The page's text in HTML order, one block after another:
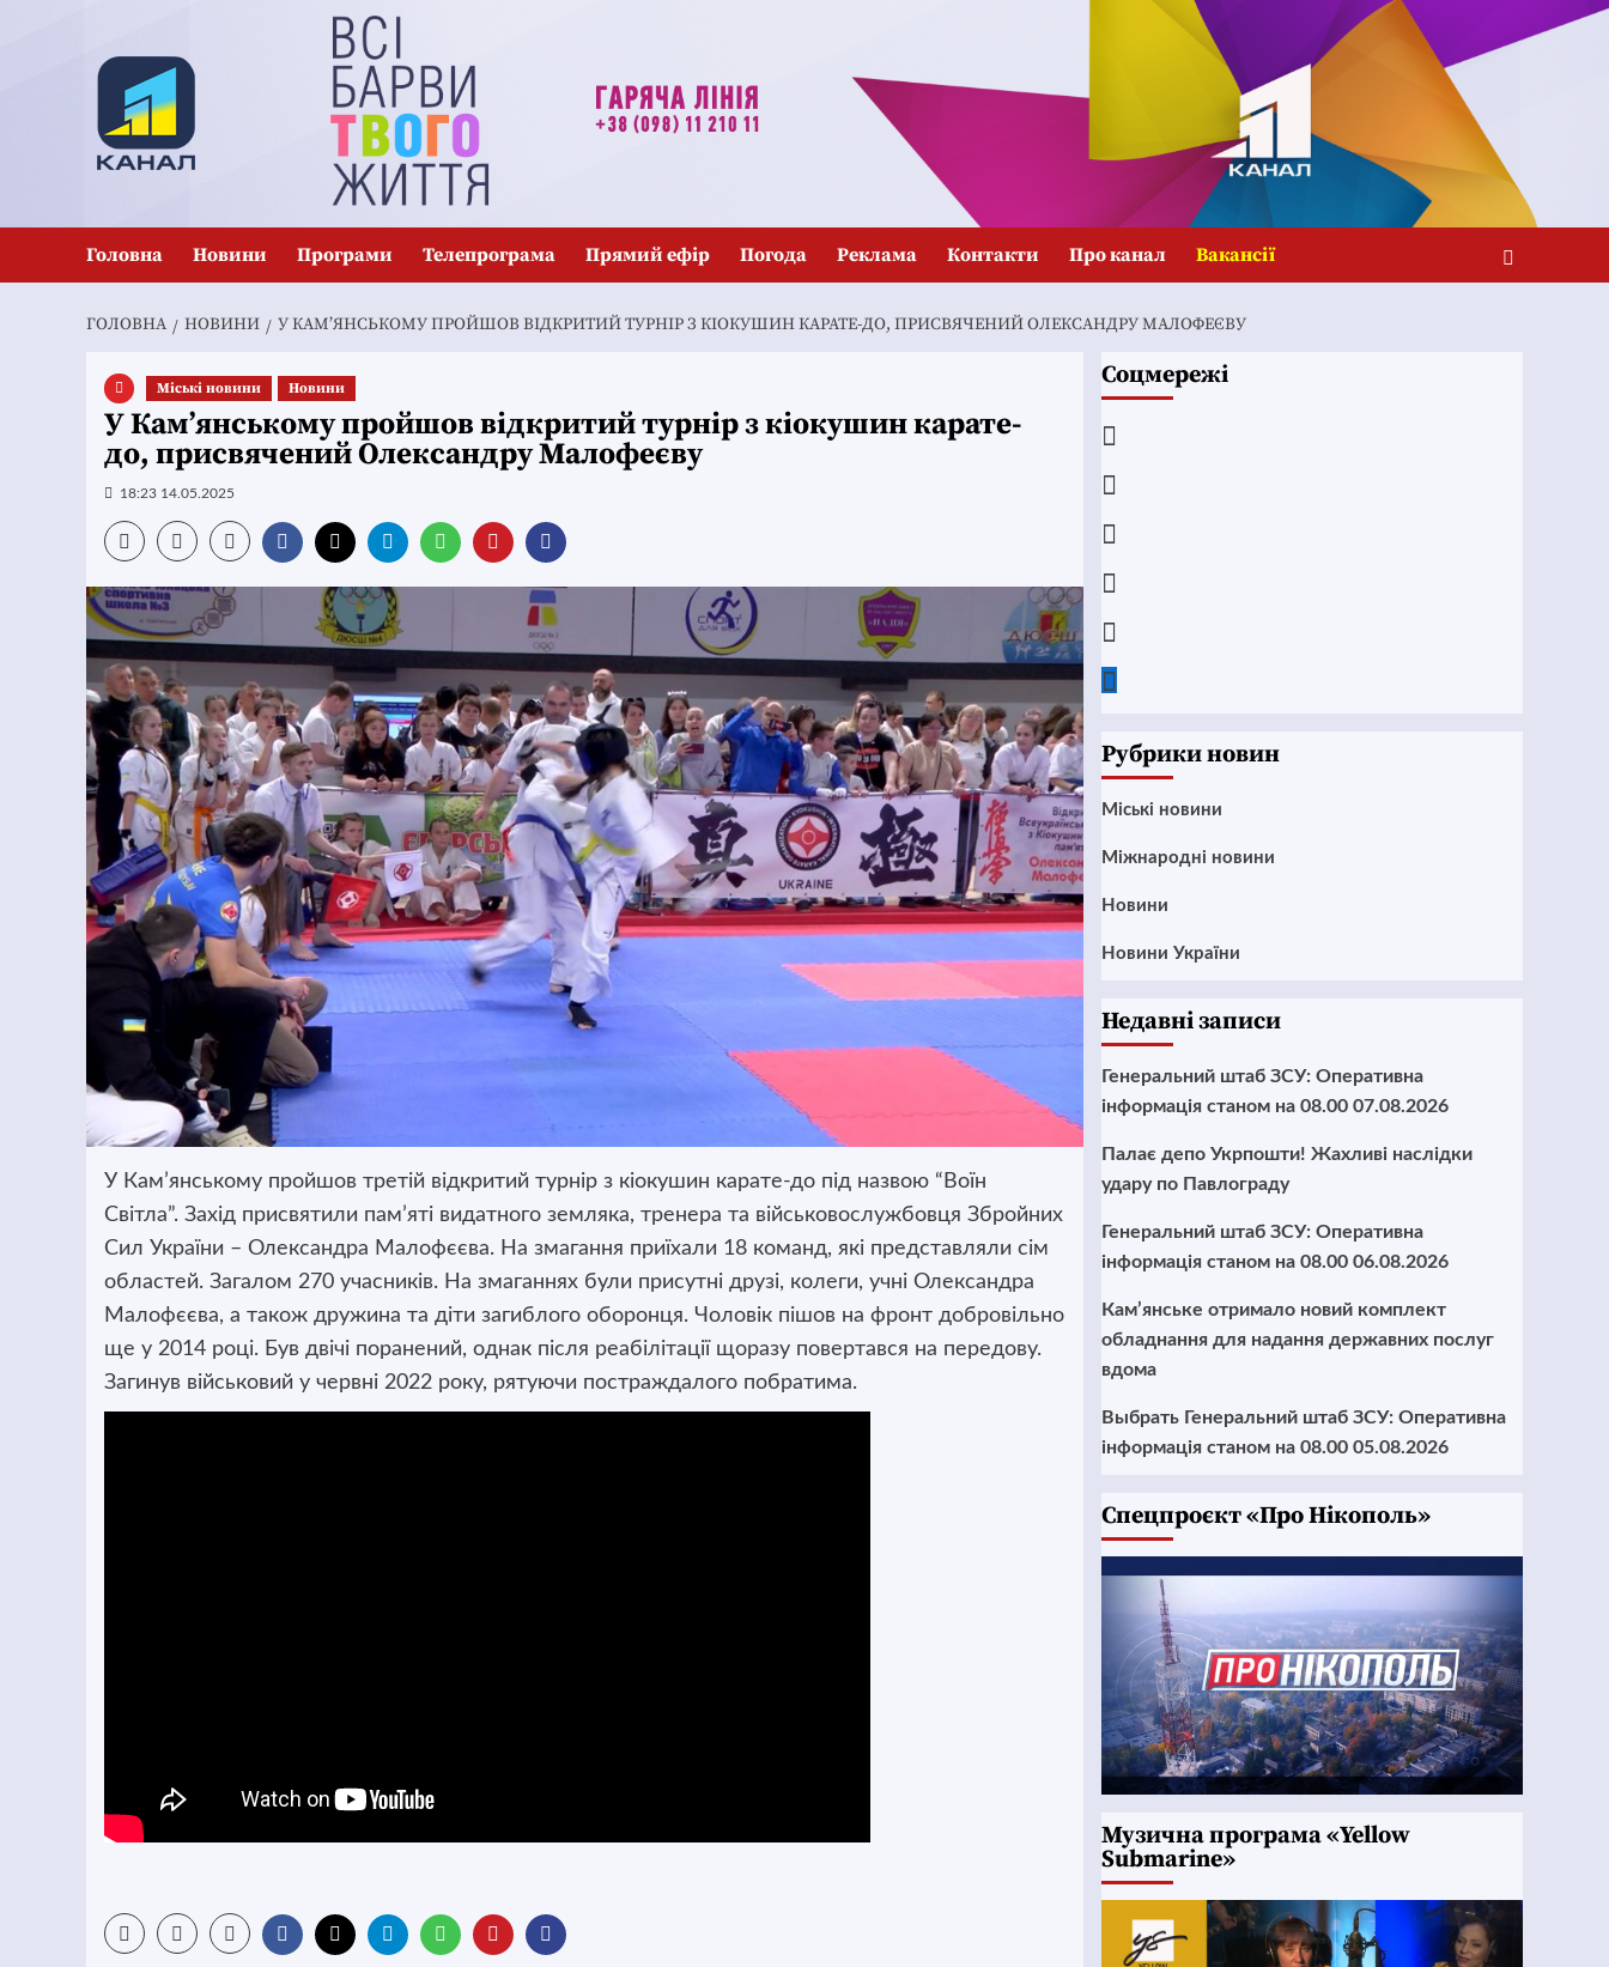
Головна Новини Програми Телепрограма Прямий ефір Погода Реклама Контакти Про канал Вакансії
ГОЛОВНА НОВИНИ У КАМ’ЯНСЬКОМУ ПРОЙШОВ ВІДКРИТИЙ ТУРНІР З КІОКУШИН КАРАТЕ-ДО, ПРИСВЯЧЕНИЙ ОЛЕКСАНДРУ МАЛОФЕЄВУ
Mіські новини Новини
У Кам’янському пройшов відкритий турнір з кіокушин карате-
до, присвячений Олександру Малофеєву
18:23 14.05.2025
У Кам’янському пройшов третій відкритий турнір з кіокушин карате-до під назвою “Воїн
Світла”. Захід присвятили пам’яті видатного земляка, тренера та військовослужбовця Збройних
Сил України – Олександра Малофєєва. На змагання приїхали 18 команд, які представляли сім
областей. Загалом 270 учасників. На змаганнях були присутні друзі, колеги, учні Олександра
Малофєєва, а також дружина та діти загиблого оборонця. Чоловік пішов на фронт добровільно
ще у 2014 році. Був двічі поранений, однак після реабілітації щоразу повертався на передову.
Загинув військовий у червні 2022 року, рятуючи постраждалого побратима.
Соцмережі
Рубрики новин
Mіські новини
Міжнародні новини
Новини
Новини України
Недавні записи
Генеральний штаб ЗСУ: Оперативна
інформація станом на 08.00 07.08.2026
Палає депо Укрпошти! Жахливі наслідки
удару по Павлограду
Генеральний штаб ЗСУ: Оперативна
інформація станом на 08.00 06.08.2026
Кам’янське отримало новий комплект
обладнання для надання державних послуг
вдома
Выбрать Генеральний штаб ЗСУ: Оперативна
інформація станом на 08.00 05.08.2026
Cпецпроєкт «Про Нікополь»
Музична програма «Yellow
Submarine»